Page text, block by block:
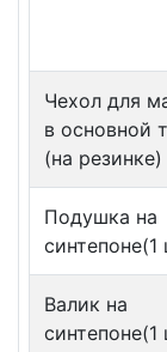
Чехол для
в основной
(на
Подушка на
синтепоне(1
Валик на
синтепоне(1